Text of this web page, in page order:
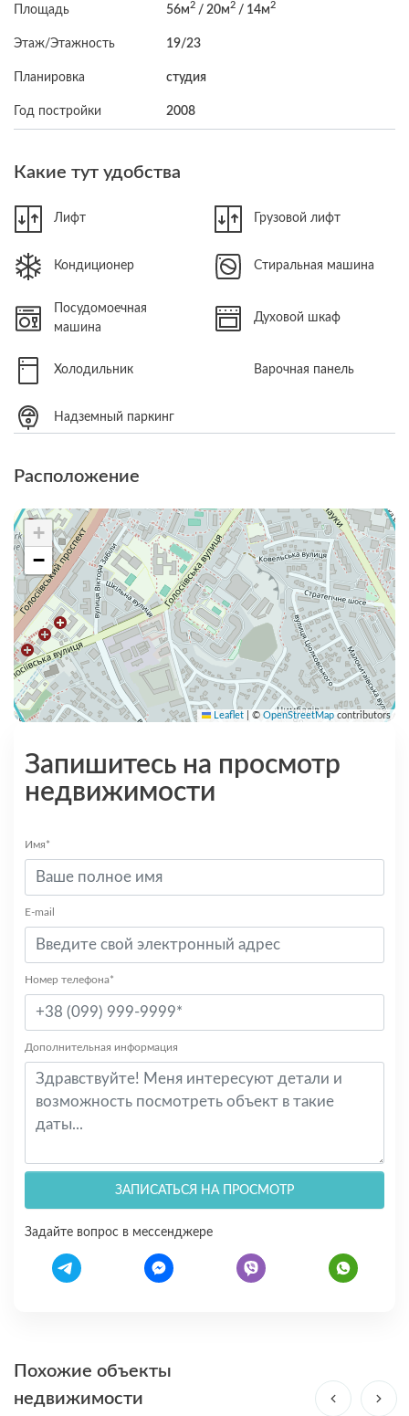
Площадь 56м2 / 20м2 / 14м2
Этаж/Этажность 19/23
Планировка студия
Год постройки 2008
Какие тут удобства
Лифт Грузовой лифт
Кондиционер Стиральная машина
Посудомоечная
машина
Духовой шкаф
Холодильник Варочная панель
Надземный паркинг
Расположение
+
−
Leaflet © OpenStreetMap contributors
Запишитесь на просмотр
недвижимости
Имя*
E-mail
Номер телефона*
Дополнительная информация
ЗАПИСАТЬСЯ НА ПРОСМОТР
Задайте вопрос в мессенджере
Похожие объекты
недвижимости